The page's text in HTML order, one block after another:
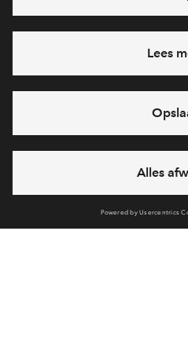
Ja, ik wil mij
Heb je een vraag en wil je
6 dagen per week
vandaag van